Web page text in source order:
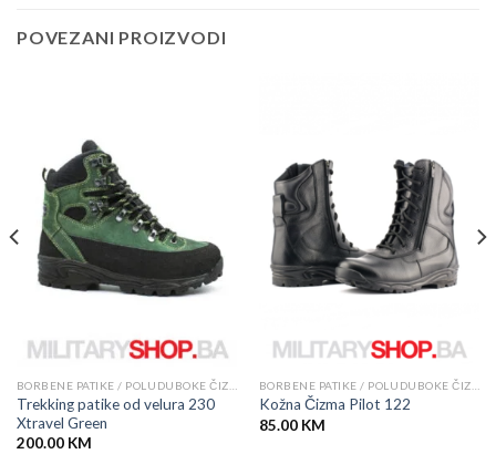
POVEZANI PROIZVODI
Trekking patike od velura 230
Xtravel Green
200.00 KM
Kožna Čizma Pilot 122
85.00 KM